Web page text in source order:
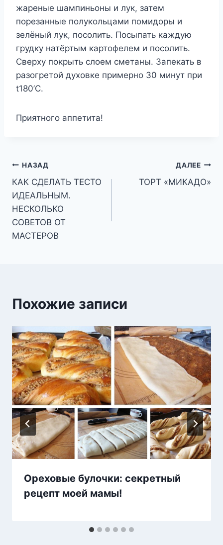
жареные шампиньоны и лук, затем
порезанные полукольцами помидоры и
зелёный лук, посолить. Посыпать каждую
грудку натёртым картофелем и посолить.
Сверху покрыть слоем сметаны. Запекать в
разогретой духовке примерно 30 минут при
t180’C.
Приятного аппетита!
Навигация
по
записям
НАЗАД
КАК СДЕЛАТЬ ТЕСТО
ИДЕАЛЬНЫМ.
НЕСКОЛЬКО
СОВЕТОВ ОТ
МАСТЕРОВ
ДАЛЕЕ
ТОРТ «МИКАДО»
Похожие записи
Ореховые булочки: секретный
рецепт моей мамы!